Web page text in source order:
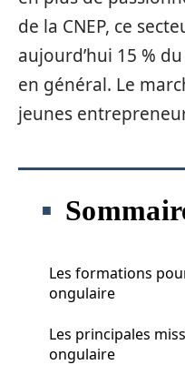
de la CNEP, ce
aujourd’hui 15 %
en général. Le
jeunes
Les formations
ongulaire
Les principales
ongulaire